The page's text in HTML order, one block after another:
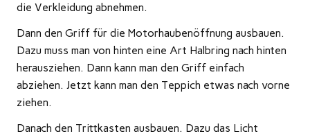
die Verkleidung abnehmen.
Dann den Griff für die Motorhaubenöffnung ausbauen.
Dazu muss man von hinten eine Art Halbring nach hinten
herausziehen. Dann kann man den Griff einfach
abziehen. Jetzt kann man den Teppich etwas nach vorne
ziehen.
Danach den Trittkasten ausbauen. Dazu das Licht